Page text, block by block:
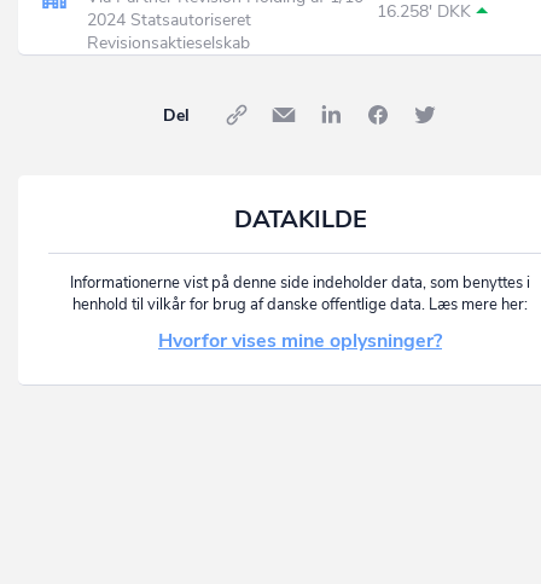
2024 Statsautoriseret
Revisionsaktieselskab
16.258' DKK
Del
DATAKILDE
Informationerne vist på denne side indeholder data, som benyttes i
henhold til vilkår for brug af danske offentlige data. Læs mere her:
Hvorfor vises mine oplysninger?